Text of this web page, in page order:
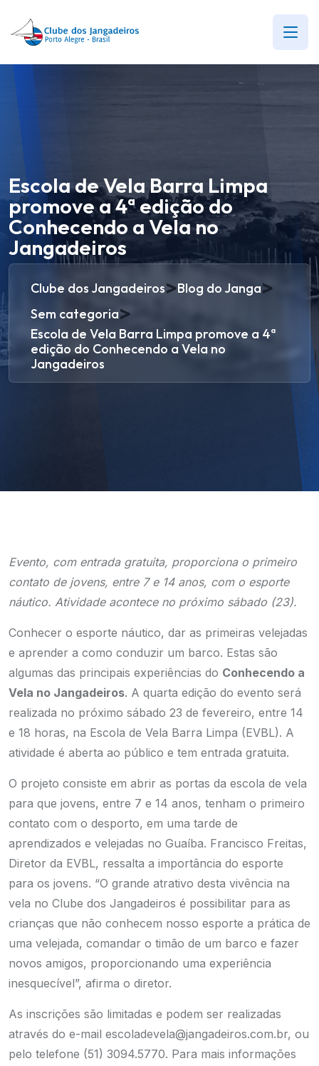
Escola de Vela Barra Limpa
promove a 4ª edição do
Conhecendo a Vela no
Jangadeiros
Clube dos Jangadeiros>Blog do Janga>
Sem categoria>
Escola de Vela Barra Limpa promove a 4ª
edição do Conhecendo a Vela no
Jangadeiros
Evento, com entrada gratuita, proporciona o primeiro
contato de jovens, entre 7 e 14 anos, com o esporte
náutico. Atividade acontece no próximo sábado (23).
Conhecer o esporte náutico, dar as primeiras velejadas
e aprender a como conduzir um barco. Estas são
algumas das principais experiências do Conhecendo a
Vela no Jangadeiros. A quarta edição do evento será
realizada no próximo sábado 23 de fevereiro, entre 14
e 18 horas, na Escola de Vela Barra Limpa (EVBL). A
atividade é aberta ao público e tem entrada gratuita.
O projeto consiste em abrir as portas da escola de vela
para que jovens, entre 7 e 14 anos, tenham o primeiro
contato com o desporto, em uma tarde de
aprendizados e velejadas no Guaíba. Francisco Freitas,
Diretor da EVBL, ressalta a importância do esporte
para os jovens. “O grande atrativo desta vivência na
vela no Clube dos Jangadeiros é possibilitar para as
crianças que não conhecem nosso esporte a prática de
uma velejada, comandar o timão de um barco e fazer
novos amigos, proporcionando uma experiência
inesquecível”, afirma o diretor.
As inscrições são limitadas e podem ser realizadas
através do e-mail escoladevela@jangadeiros.com.br, ou
pelo telefone (51) 3094.5770. Para mais informações